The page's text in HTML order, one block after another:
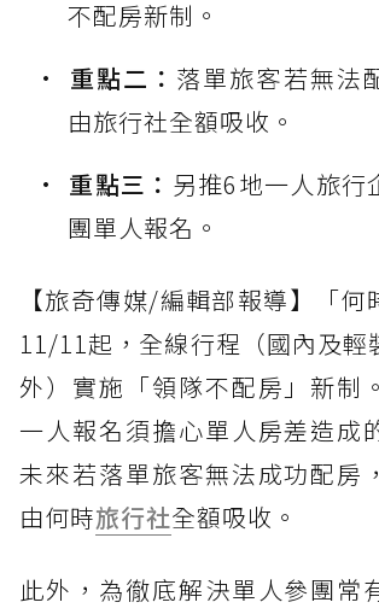
不配房新制。
重點二： 落單旅客若無法
由旅行社全額吸收。
重點三： 另推6地一人旅行
團單人報名。
【旅奇傳媒/編輯部報導】「何
11/11起，全線行程（國內及輕
外）實施「領隊不配房」新制
一人報名須擔心單人房差造成
未來若落單旅客無法成功配房
由何時旅行社全額吸收。
此外，為徹底解決單人參團常